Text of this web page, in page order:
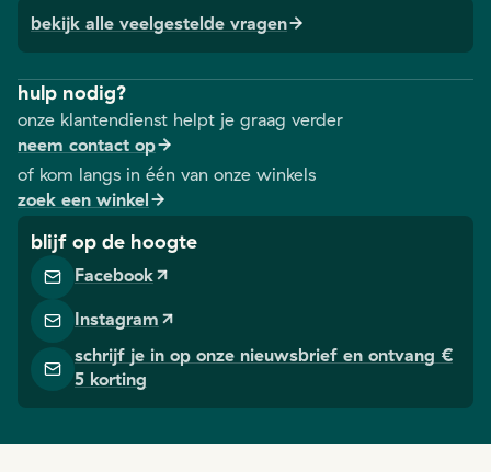
bekijk alle veelgestelde vragen
hulp nodig?
onze klantendienst helpt je graag verder
neem contact op
of kom langs in één van onze winkels
zoek een winkel
blijf op de hoogte
Facebook
Instagram
schrijf je in op onze nieuwsbrief en ontvang €
5 korting